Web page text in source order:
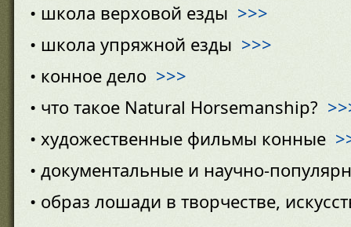
• школа верховой езды >>>
• школа упряжной езды >>>
• конное дело >>>
• что такое Natural Horsemanship?
• художественные фильмы конные
• документальные и научно-
• образ лошади в творчестве,